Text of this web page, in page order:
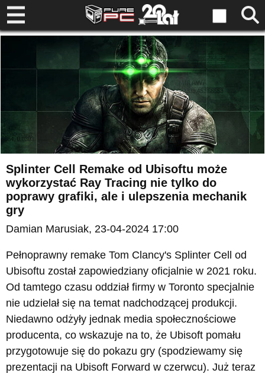
Splinter Cell Remake od Ubisoftu może
wykorzystać Ray Tracing nie tylko do
poprawy grafiki, ale i ulepszenia mechanik
gry
Damian Marusiak, 23-04-2024 17:00
Pełnoprawny remake Tom Clancy's Splinter Cell od
Ubisoftu został zapowiedziany oficjalnie w 2021 roku.
Od tamtego czasu oddział firmy w Toronto specjalnie
nie udzielał się na temat nadchodzącej produkcji.
Niedawno odżyły jednak media społecznościowe
producenta, co wskazuje na to, że Ubisoft pomału
przygotowuje się do pokazu gry (spodziewamy się
prezentacji na Ubisoft Forward w czerwcu). Już teraz